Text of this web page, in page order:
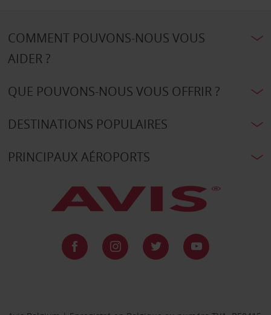
COMMENT POUVONS-NOUS VOUS
AIDER ?
QUE POUVONS-NOUS VOUS OFFRIR ?
DESTINATIONS POPULAIRES
PRINCIPAUX AÉROPORTS